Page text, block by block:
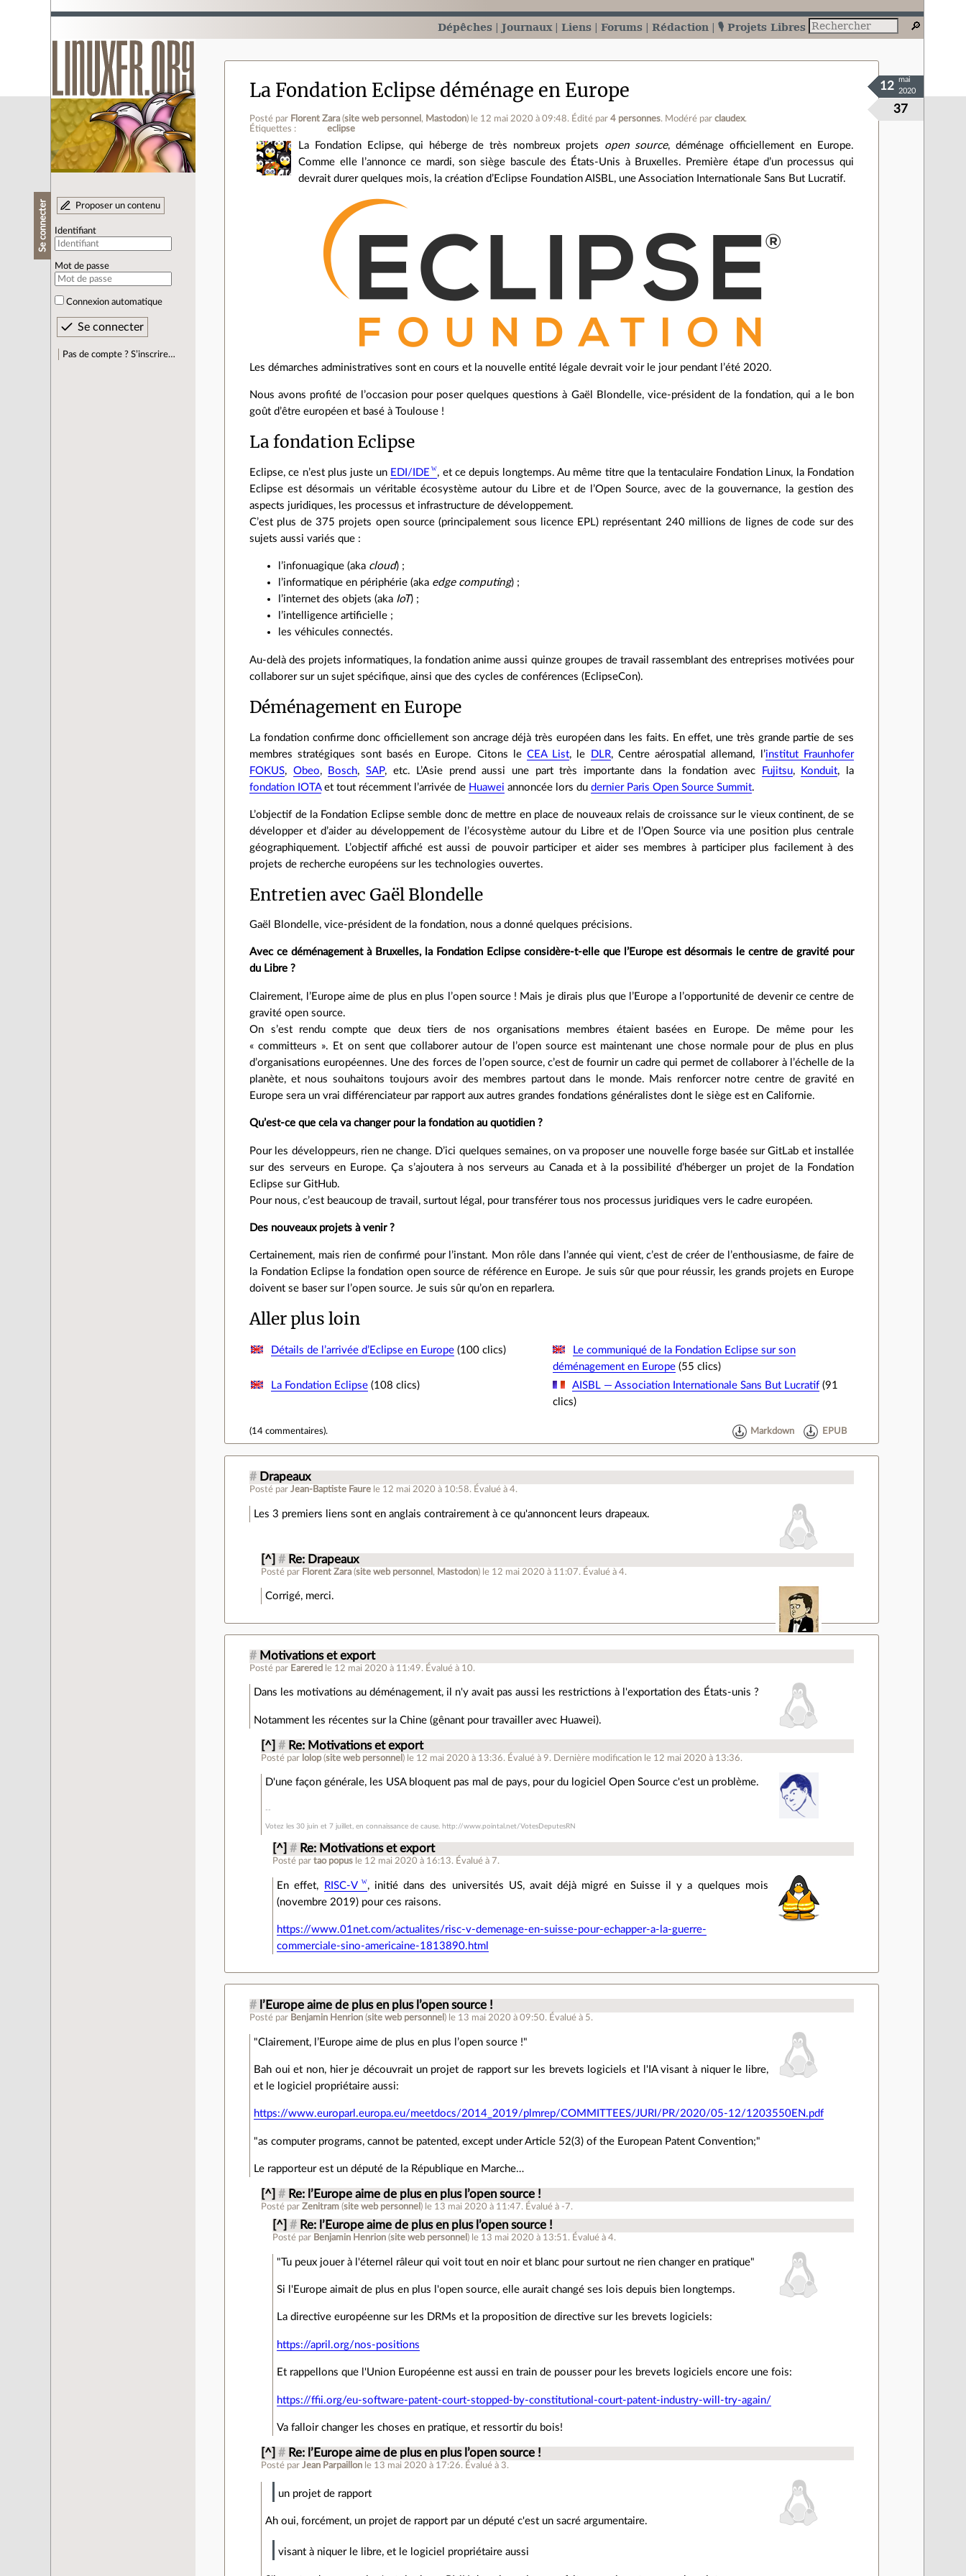
Dépêches Journaux Liens Forums Rédaction 🎙️ Projets Libres
Se connecter Proposer un contenu
Identifiant
Mot de passe
Connexion automatique
Pas de compte ? S’inscrire…
La Fondation Eclipse déménage en Europe
Posté par Florent Zara (site web personnel , Mastodon) le 12 mai 2020 à 09:48. Édité par4 personnes. Modéré parclaudex.
Étiquettes :
eclipse
37
12
mai
2020
La Fondation Eclipse, qui héberge de très nombreux projets open source, déménage officiellement en Europe.
Comme elle l’annonce ce mardi, son siège bascule des États‑Unis à Bruxelles. Première étape d’un processus qui
devrait durer quelques mois, la création d’Eclipse Foundation AISBL, une Association Internationale Sans But Lucratif.
Les démarches administratives sont en cours et la nouvelle entité légale devrait voir le jour pendant l’été 2020.
Nous avons profité de l’occasion pour poser quelques questions à Gaël Blondelle, vice‐président de la fondation, qui a le bon
goût d’être européen et basé à Toulouse !
La fondation Eclipse
Eclipse, ce n’est plus juste un EDI/IDE
, et ce depuis longtemps. Au même titre que la tentaculaire Fondation Linux, la Fondation
Eclipse est désormais un véritable écosystème autour du Libre et de l’Open Source, avec de la gouvernance, la gestion des
aspects juridiques, les processus et infrastructure de développement.
C’est plus de 375 projets open source (principalement sous licence EPL) représentant 240 millions de lignes de code sur des
sujets aussi variés que :
l’infonuagique (aka cloud) ;
l’informatique en périphérie (aka edge computing) ;
l’internet des objets (aka IoT) ;
l’intelligence artificielle ;
les véhicules connectés.
Au‑delà des projets informatiques, la fondation anime aussi quinze groupes de travail rassemblant des entreprises motivées pour
collaborer sur un sujet spécifique, ainsi que des cycles de conférences (EclipseCon).
Déménagement en Europe
La fondation confirme donc officiellement son ancrage déjà très européen dans les faits. En effet, une très grande partie de ses
membres stratégiques sont basés en Europe. Citons le CEA List, le DLR, Centre aérospatial allemand, l’institut Fraunhofer
FOKUS, Obeo, Bosch, SAP, etc. L’Asie prend aussi une part très importante dans la fondation avec Fujitsu, Konduit, la
fondation IOTAet tout récemment l’arrivée de Huawei annoncée lors dudernier Paris Open Source Summit.
L’objectif de la Fondation Eclipse semble donc de mettre en place de nouveaux relais de croissance sur le vieux continent, de se
développer et d’aider au développement de l’écosystème autour du Libre et de l’Open Source via une position plus centrale
géographiquement. L’objectif affiché est aussi de pouvoir participer et aider ses membres à participer plus facilement à des
projets de recherche européens sur les technologies ouvertes.
Entretien avec Gaël Blondelle
Gaël Blondelle, vice‑président de la fondation, nous a donné quelques précisions.
Avec ce déménagement à Bruxelles, la Fondation Eclipse considère‑t‑elle que l’Europe est désormais le centre de gravité pour
du Libre ?
Clairement, l’Europe aime de plus en plus l’open source ! Mais je dirais plus que l’Europe a l’opportunité de devenir ce centre de
gravité open source.
On s’est rendu compte que deux tiers de nos organisations membres étaient basées en Europe. De même pour les
« committeurs ». Et on sent que collaborer autour de l’open source est maintenant une chose normale pour de plus en plus
d’organisations européennes. Une des forces de l’open source, c’est de fournir un cadre qui permet de collaborer à l’échelle de la
planète, et nous souhaitons toujours avoir des membres partout dans le monde. Mais renforcer notre centre de gravité en
Europe sera un vrai différenciateur par rapport aux autres grandes fondations généralistes dont le siège est en Californie.
Qu’est‑ce que cela va changer pour la fondation au quotidien ?
Pour les développeurs, rien ne change. D’ici quelques semaines, on va proposer une nouvelle forge basée sur GitLab et installée
sur des serveurs en Europe. Ça s’ajoutera à nos serveurs au Canada et à la possibilité d’héberger un projet de la Fondation
Eclipse sur GitHub.
Pour nous, c’est beaucoup de travail, surtout légal, pour transférer tous nos processus juridiques vers le cadre européen.
Des nouveaux projets à venir ?
Certainement, mais rien de confirmé pour l’instant. Mon rôle dans l’année qui vient, c’est de créer de l’enthousiasme, de faire de
la Fondation Eclipse la fondation open source de référence en Europe. Je suis sûr que pour réussir, les grands projets en Europe
doivent se baser sur l’open source. Je suis sûr qu’on en reparlera.
Aller plus loin
Détails de l’arrivée d’Eclipse en Europe(100 clics)
Le communiqué de la Fondation Eclipse sur son
déménagement en Europe (55 clics)
La Fondation Eclipse(108 clics) AISBL — Association Internationale Sans But Lucratif (91
clics)
(14 commentaires). Markdown EPUB
# Drapeaux
Posté parJean-Baptiste Faure le 12 mai 2020 à 10:58. Évalué à4.
Les 3 premiers liens sont en anglais contrairement à ce qu'annoncent leurs drapeaux.
[^] # Re: Drapeaux
Posté par Florent Zara (site web personnel , Mastodon) le 12 mai 2020 à 11:07. Évalué à4.
Corrigé, merci.
# Motivations et export
Posté par Earered le 12 mai 2020 à 11:49. Évalué à 10.
Dans les motivations au déménagement, il n'y avait pas aussi les restrictions à l'exportation des États-unis ?
Notamment les récentes sur la Chine (gênant pour travailler avec Huawei).
[^] # Re: Motivations et export
Posté par lolop(site web personnel ) le 12 mai 2020 à 13:36. Évalué à9. Dernière modification le 12 mai 2020 à 13:36.
D'une façon générale, les USA bloquent pas mal de pays, pour du logiciel Open Source c'est un problème.
Votez les 30 juin et 7 juillet, en connaissance de cause. http://www.pointal.net/VotesDeputesRN
[^] # Re: Motivations et export
Posté partao popus le 12 mai 2020 à 16:13. Évalué à7.
En effet, RISC-V
, initié dans des universités US, avait déjà migré en Suisse il y a quelques mois
(novembre 2019) pour ces raisons.
https://www.01net.com/actualites/risc-v-demenage-en-suisse-pour-echapper-a-la-guerre-
commerciale-sino-americaine-1813890.html
# l’Europe aime de plus en plus l’open source !
Posté par Benjamin Henrion (site web personnel ) le 13 mai 2020 à 09:50. Évalué à 5.
"Clairement, l’Europe aime de plus en plus l’open source !"
Bah oui et non, hier je découvrait un projet de rapport sur les brevets logiciels et l'IA visant à niquer le libre,
et le logiciel propriétaire aussi:
https://www.europarl.europa.eu/meetdocs/2014_2019/plmrep/COMMITTEES/JURI/PR/2020/05-12/1203550EN.pdf
"as computer programs, cannot be patented, except under Article 52(3) of the European Patent Convention;"
Le rapporteur est un député de la République en Marche…
[^] # Re: l’Europe aime de plus en plus l’open source !
Posté parZenitram (site web personnel ) le 13 mai 2020 à 11:47. Évalué à -7.
[^] # Re: l’Europe aime de plus en plus l’open source !
Posté par Benjamin Henrion (site web personnel ) le 13 mai 2020 à 13:51 . Évalué à4.
"Tu peux jouer à l'éternel râleur qui voit tout en noir et blanc pour surtout ne rien changer en pratique"
Si l'Europe aimait de plus en plus l'open source, elle aurait changé ses lois depuis bien longtemps.
La directive européenne sur les DRMs et la proposition de directive sur les brevets logiciels:
https://april.org/nos-positions
Et rappellons que l'Union Européenne est aussi en train de pousser pour les brevets logiciels encore une fois:
https://ffii.org/eu-software-patent-court-stopped-by-constitutional-court-patent-industry-will-try-again/
Va falloir changer les choses en pratique, et ressortir du bois!
[^] # Re: l’Europe aime de plus en plus l’open source !
Posté parJean Parpaillon le 13 mai 2020 à 17:26. Évalué à 3.
un projet de rapport
Ah oui, forcément, un projet de rapport par un député c'est un sacré argumentaire.
visant à niquer le libre, et le logiciel propriétaire aussi